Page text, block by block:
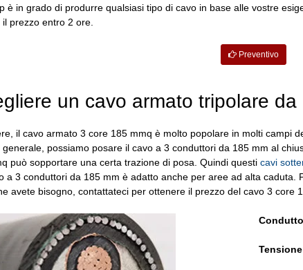
è in grado di produrre qualsiasi tipo di cavo in base alle vostre
prezzo entro 2 ore.
Preventivo
un cavo armato tripolare da
il cavo armato 3 core 185 mmq è molto popolare in molti campi
possiamo posare il cavo a 3 conduttori da 185 mm al
può sopportare una certa trazione di posa. Quindi questi cavi
a 3 conduttori da 185 mm è adatto anche per aree ad alta
avete bisogno, contattateci per ottenere il prezzo del cavo 3 core